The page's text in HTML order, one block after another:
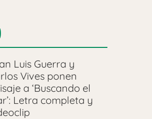
Luis Guerra y
Vives ponen
a ‘Buscando el
Letra completa y